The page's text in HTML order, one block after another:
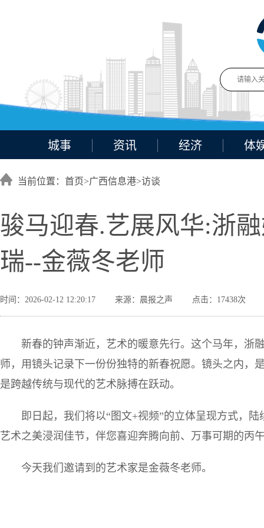
城事 资讯 经济 体
当前位置：首页>广西信息港>访谈
骏马迎春.艺展风华:浙
瑞--金薇冬老师
时间：2026-02-12 12:20:17 来源：晨报之声 点击：17438次
新春的钟声渐近，艺术的暖意先行。这个马年，浙
师，用镜头记录下一份份独特的新春祝愿。镜头之内，
是跨越传统与现代的艺术脉搏在跃动。
即日起，我们将以“图文+视频”的立体呈现方式，
艺术之美浸润佳节，伴您喜迎奔腾向前、万事可期的丙
今天我们邀请到的艺术家是金薇冬老师。